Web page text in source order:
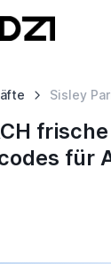
Sisley
für